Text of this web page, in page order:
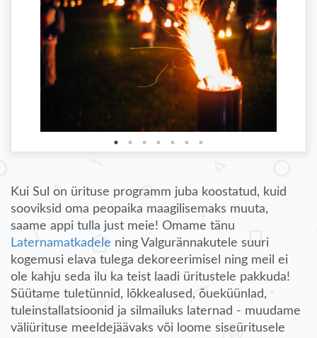
Kui Sul on ürituse programm juba koostatud, kuid
sooviksid oma peopaika maagilisemaks muuta,
saame appi tulla just meie! Omame tänu
Laternamatkadele ning Valgurännakutele suuri
kogemusi elava tulega dekoreerimisel ning meil ei
ole kahju seda ilu ka teist laadi üritustele pakkuda!
Süütame tuletünnid, lõkkealused, õueküünlad,
tuleinstallatsioonid ja silmailuks laternad - muudame
väliürituse meeldejäävaks või loome siseüritusele